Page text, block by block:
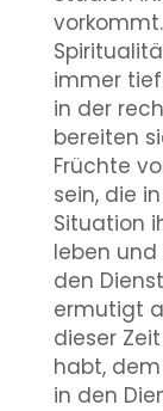
immer
in der
bereiten
Früchte
sein, die
Situation
leben
den
ermutigt
dieser
habt,
in den